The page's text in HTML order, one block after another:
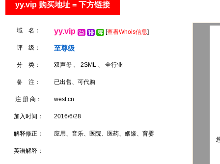
yy.vip 购买地址 = 下方链接
域 名： yy.vip [查看Whois信息]
评 级： 至尊级
分 类： 双声母 、 2SML 、 全行业
备 注： 已出售、可代购
注 册 商： west.cn
加入时间： 2016/6/28
解释修正： 应用、音乐、医院、医药、姻缘、育婴
英语解释：